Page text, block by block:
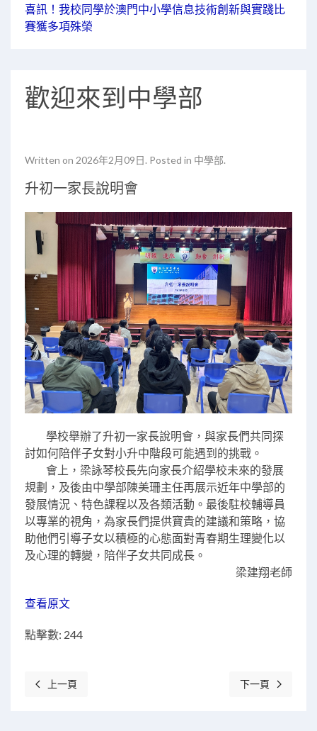
喜訊！我校同學於澳門中小學信息技術創新與實踐比
賽獲多項殊榮
歡迎來到中學部
Written on 2026年2月09日. Posted in 中學部.
升初一家長說明會
學校舉辦了升初一家長說明會，與家長們共同探
討如何陪伴子女對小升中階段可能遇到的挑戰。
會上，梁詠琴校長先向家長介紹學校未來的發展
規劃，及後由中學部陳美珊主任再展示近年中學部的
發展情況、特色課程以及各類活動。最後駐校輔導員
以專業的視角，為家長們提供寶貴的建議和策略，協
助他們引導子女以積極的心態面對青春期生理變化以
及心理的轉變，陪伴子女共同成長。
梁建翔老師
查看原文
點擊數: 244
上一篇文章: 北斗導航系統知識競賽喜獲三等獎
上一頁 下一篇文章: 探
下一頁